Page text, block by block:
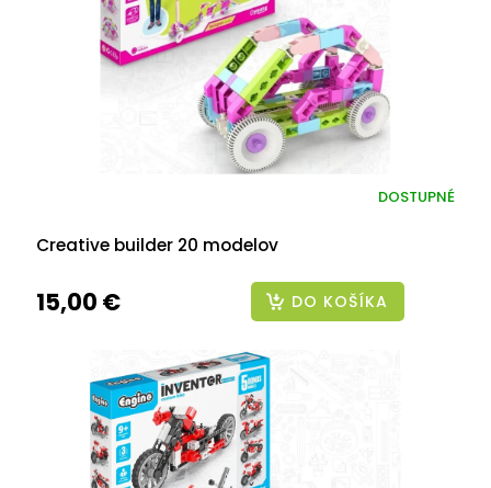
Creative builder 20 modelov
DOSTUPNÉ
15,00 € DO KOŠÍKA